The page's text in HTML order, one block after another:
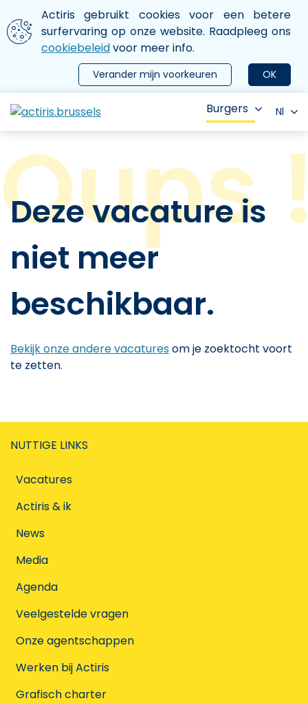
Aller au contenu principal
We gebruiken cookies
Actiris gebruikt cookies voor een betere
surfervaring op onze website. Raadpleeg ons
cookiebeleidvoor meer info.
OK
Verander mijn voorkeuren
le menu
Burgers Nl
Deze vacature is
niet meer
beschikbaar.
Bekijk onze andere vacaturesom je zoektocht voort
te zetten.
NUTTIGE LINKS
Vacatures
Actiris & ik
News
Media
Agenda
Veelgestelde vragen
Onze agentschappen
Werken bij Actiris
Grafisch charter